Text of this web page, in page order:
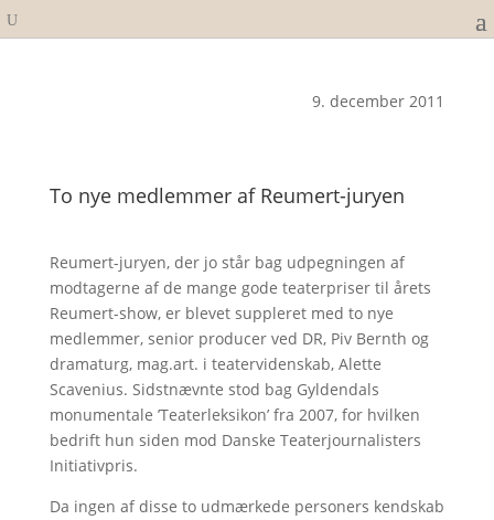
9. december 2011
To nye medlemmer af Reumert-juryen
Reumert-juryen, der jo står bag udpegningen af
modtagerne af de mange gode teaterpriser til årets
Reumert-show, er blevet suppleret med to nye
medlemmer, senior producer ved DR, Piv Bernth og
dramaturg, mag.art. i teatervidenskab, Alette
Scavenius. Sidstnævnte stod bag Gyldendals
monumentale ’Teaterleksikon’ fra 2007, for hvilken
bedrift hun siden mod Danske Teaterjournalisters
Initiativpris.
Da ingen af disse to udmærkede personers kendskab